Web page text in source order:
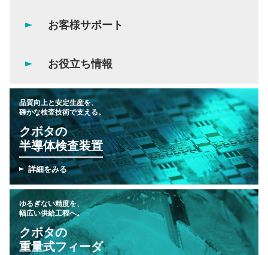
お客様サポート
お役立ち情報
品質向上と安定生産を、
確かな検査技術で支える。
クボタの
半導体検査装置
詳細をみる
ゆるぎない精度を、
幅広い供給工程へ。
クボタの
重量式フィーダ